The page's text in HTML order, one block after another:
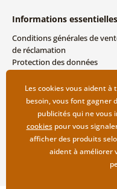
Informations essentielles
Conditions générales de
de réclamation
Protection des données
Modes de livraison et de
paiement
Retour des produits
Les cookies vous aident
besoin, vous font gagner
publicités qui ne vous
cookiespour vous
afficher des produits
aident à améliorer